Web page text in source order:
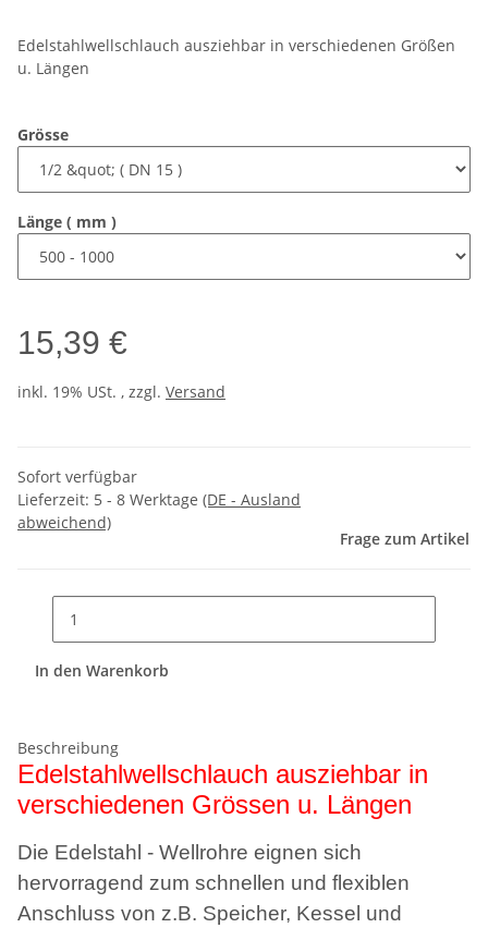
Edelstahlwellschlauch ausziehbar in verschiedenen Größen
u. Längen
Grösse
Länge ( mm )
15,39 €
inkl. 19% USt. , zzgl. Versand
Sofort verfügbar
Lieferzeit: 5 - 8 Werktage (DE - Ausland
abweichend)
Frage zum Artikel
In den Warenkorb
Beschreibung
Edelstahlwellschlauch ausziehbar in
verschiedenen Grössen u. Längen
Die Edelstahl - Wellrohre eignen sich
hervorragend zum schnellen und flexiblen
Anschluss von z.B. Speicher, Kessel und